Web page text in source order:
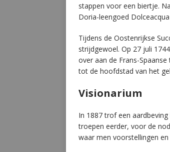
stappen voor een biertje.
Doria-leengoed
Tijdens de Oostenrijkse
strijdgewoel. Op 27 juli
over aan de Frans-
tot de hoofdstad van het
Visionarium
In 1887 trof een
troepen eerder, voor de
waar men voorstellingen